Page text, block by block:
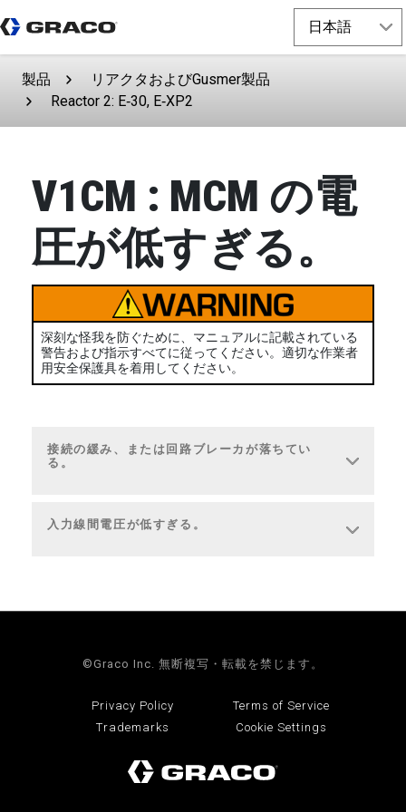
製品
リアクタおよびGusmer製品
Reactor 2: E‑30, E‑XP2
V1CM : MCM の電
圧が低すぎる。
深刻な怪我を防ぐために、マニュアルに記載されている
警告および指示すべてに従ってください。適切な作業者
用安全保護具を着用してください。
接続の緩み、または回路ブレーカが落ちてい
る。
入力線間電圧が低すぎる。
©Graco Inc. 無断複写・転載を禁じます。
Privacy Policy
Terms of Service
Trademarks
Cookie Settings